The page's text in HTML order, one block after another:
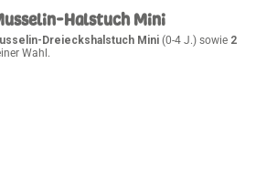
Halstuch Mini
Dreieckshalstuch Mini (0-4 J.) sowie 2
Wahl.